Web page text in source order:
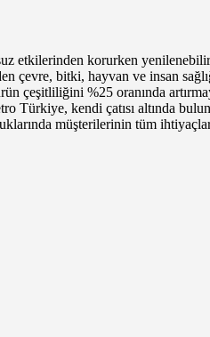
etkilerinden korurken yenilenebilir
çevre, bitki, hayvan ve insan
çeşitliliğini %25 oranında
Türkiye, kendi çatısı altında
müşterilerinin tüm